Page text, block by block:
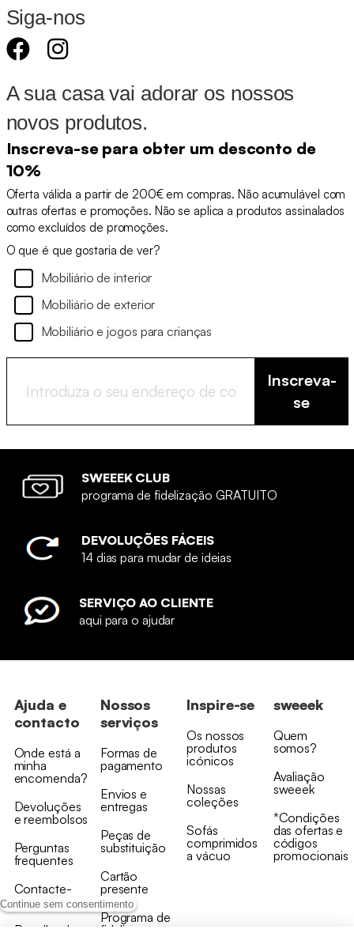
Continue sem consentimento
Siga-nos
A sua casa vai adorar os nossos
novos produtos.
Inscreva-se para obter um desconto de
10%
Oferta válida a partir de 200€ em compras. Não acumulável com
outras ofertas e promoções. Não se aplica a produtos assinalados
como excluídos de promoções.
O que é que gostaria de ver?
Mobiliário de interior
Mobiliário de exterior
Mobiliário e jogos para crianças
Inscreva-
se
SWEEEK CLUB
programa de fidelização GRATUITO
DEVOLUÇÕES FÁCEIS
14 dias para mudar de ideias
SERVIÇO AO CLIENTE
aqui para o ajudar
Ajuda e
contacto
Onde está a
minha
encomenda?
Devoluções
e reembolsos
Perguntas
frequentes
Contacte-
nos
Nossos
serviços
Formas de
pagamento
Envios e
entregas
Peças de
substituição
Cartão
presente
Programa de
Inspire-se
Os nossos
produtos
icónicos
Nossas
coleções
Sofás
comprimidos
a vácuo
sweeek
Quem
somos?
Avaliação
sweeek
*Condições
das ofertas e
códigos
promocionais